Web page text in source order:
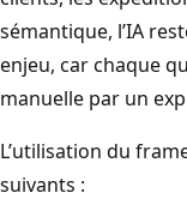
sémantique, l’IA
enjeu, car chaque
manuelle par un
L’utilisation du
suivants :